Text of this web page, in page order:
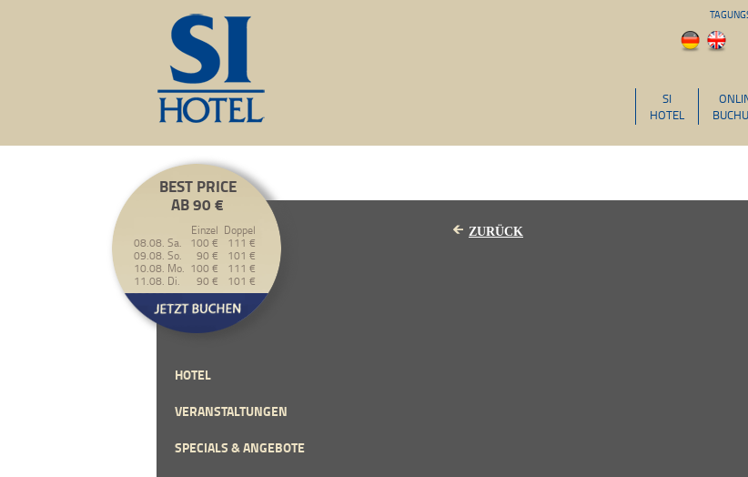
SI
HOTEL
BEST PRICE
AB 90 €
Einzel Doppel
08.08. Sa.
100 €
111 €
09.08. So.
90 €
101 €
10.08. Mo. 100 €
111 €
11.08. Di.
90 € 101 €
HOTEL
VERANSTALTUNGEN
SPECIALS & ANGEBOTE
ZURÜCK